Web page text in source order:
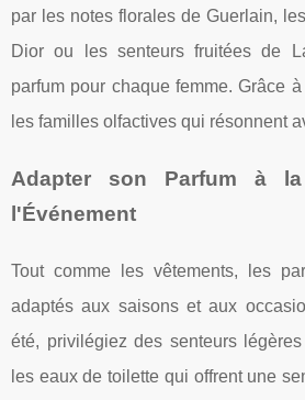
par les notes florales de Guerlain,
Dior ou les senteurs fruitées de
parfum pour chaque femme. Grâce
les familles olfactives qui résonnent
Adapter son Parfum à
l'Événement
Tout comme les vêtements, les
adaptés aux saisons et aux
été, privilégiez des senteurs
les eaux de toilette qui offrent une